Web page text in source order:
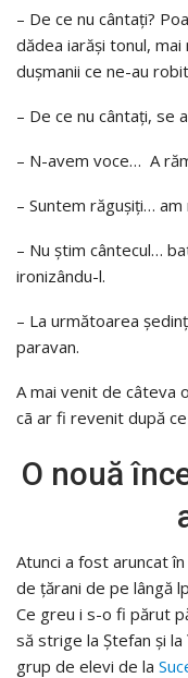
– De ce nu cântaţi?
dădea iarăşi tonul, mai
duşmanii ce ne-au
– De ce nu cântaţi, se
– N-avem voce… A
– Suntem răguşiţi…
– Nu ştim cântecul…
ironizându-l.
– La următoarea
paravan.
A mai venit de câteva
cã ar fi revenit după
O nouă
Atunci a fost aruncat
de ţărani de pe lângă
Ce greu i s-o fi părut
să strige la Ştefan şi
grup de elevi de la